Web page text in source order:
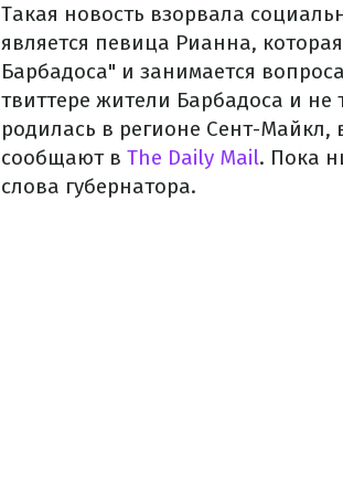
Такая новость взорвала
является певица Рианна,
Барбадоса" и занимается
твиттере жители Барбадоса и не
родилась в регионе Сент-Майкл,
сообщают в The Daily Mail. Пока
слова губернатора.